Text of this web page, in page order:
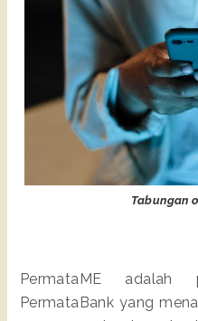
Tabungan
PermataME
PermataBank yang